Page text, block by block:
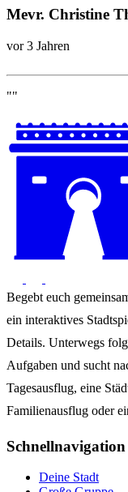
Mevr. Christine
vor 3 Jahren
""
Begebt euch
ein interaktives
Details. Unterwegs
Aufgaben und sucht
Tagesausflug, eine
Familienausflug oder
Schnellnavigation
Deine Stadt